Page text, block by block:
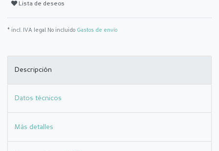
Lista de deseos
* incl. IVA legal No incluido Gastos de envío
Descripción
Datos técnicos
Más detalles